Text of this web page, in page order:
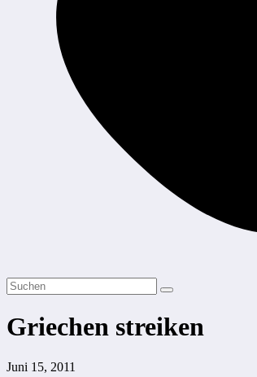
Griechen streiken
Juni 15, 2011